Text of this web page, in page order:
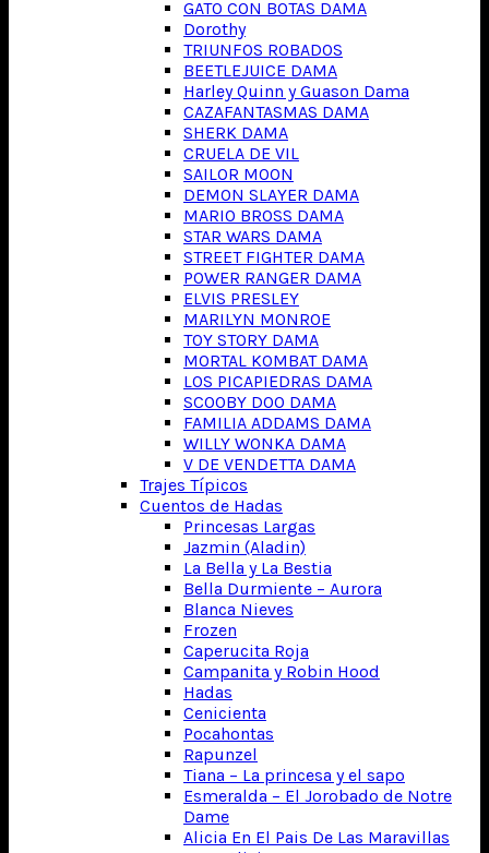
GATO CON BOTAS DAMA
Dorothy
TRIUNFOS ROBADOS
BEETLEJUICE DAMA
Harley Quinn y Guason Dama
CAZAFANTASMAS DAMA
SHERK DAMA
CRUELA DE VIL
SAILOR MOON
DEMON SLAYER DAMA
MARIO BROSS DAMA
STAR WARS DAMA
STREET FIGHTER DAMA
POWER RANGER DAMA
ELVIS PRESLEY
MARILYN MONROE
TOY STORY DAMA
MORTAL KOMBAT DAMA
LOS PICAPIEDRAS DAMA
SCOOBY DOO DAMA
FAMILIA ADDAMS DAMA
WILLY WONKA DAMA
V DE VENDETTA DAMA
Trajes Típicos
Cuentos de Hadas
Princesas Largas
Jazmin (Aladin)
La Bella y La Bestia
Bella Durmiente – Aurora
Blanca Nieves
Frozen
Caperucita Roja
Campanita y Robin Hood
Hadas
Cenicienta
Pocahontas
Rapunzel
Tiana – La princesa y el sapo
Esmeralda – El Jorobado de Notre
Dame
Alicia En El Pais De Las Maravillas